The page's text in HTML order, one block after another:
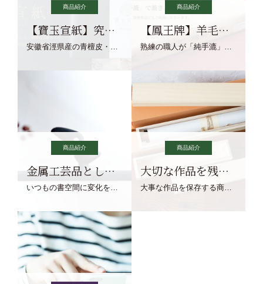
商品紹介
【寶玉宣紙】究極の純粋な宣紙を目指す寶玉宣紙
商品紹介
【鳳王牌】羊毛筆×濃墨での揮毫に最適な宣紙系画仙紙
商品紹介
金属工芸品としての文鎮
商品紹介
大切な作品を残す作品保存商品